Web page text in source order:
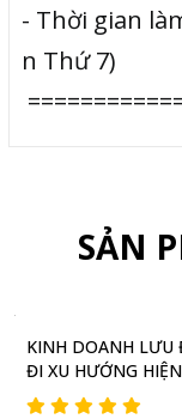
- Thời gian
n Thứ 7)
SẢN
KINH DOANH LƯU
ĐI XU HƯỚNG